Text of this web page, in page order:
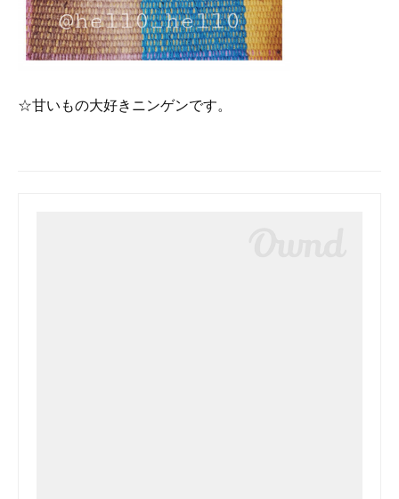
☆甘いもの大好きニンゲンです。